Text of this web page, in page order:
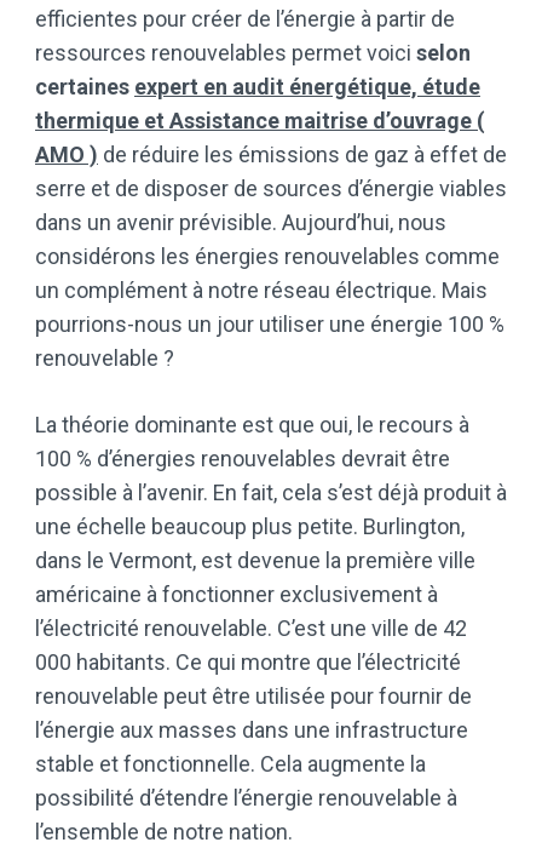
efficientes pour créer de l’énergie à partir de
ressources renouvelables permet voici selon
certaines expert en audit énergétique, étude
thermique et Assistance maitrise d’ouvrage (
AMO ) de réduire les émissions de gaz à effet de
serre et de disposer de sources d’énergie viables
dans un avenir prévisible. Aujourd’hui, nous
considérons les énergies renouvelables comme
un complément à notre réseau électrique. Mais
pourrions-nous un jour utiliser une énergie 100 %
renouvelable ?
La théorie dominante est que oui, le recours à
100 % d’énergies renouvelables devrait être
possible à l’avenir. En fait, cela s’est déjà produit à
une échelle beaucoup plus petite. Burlington,
dans le Vermont, est devenue la première ville
américaine à fonctionner exclusivement à
l’électricité renouvelable. C’est une ville de 42
000 habitants. Ce qui montre que l’électricité
renouvelable peut être utilisée pour fournir de
l’énergie aux masses dans une infrastructure
stable et fonctionnelle. Cela augmente la
possibilité d’étendre l’énergie renouvelable à
l’ensemble de notre nation.